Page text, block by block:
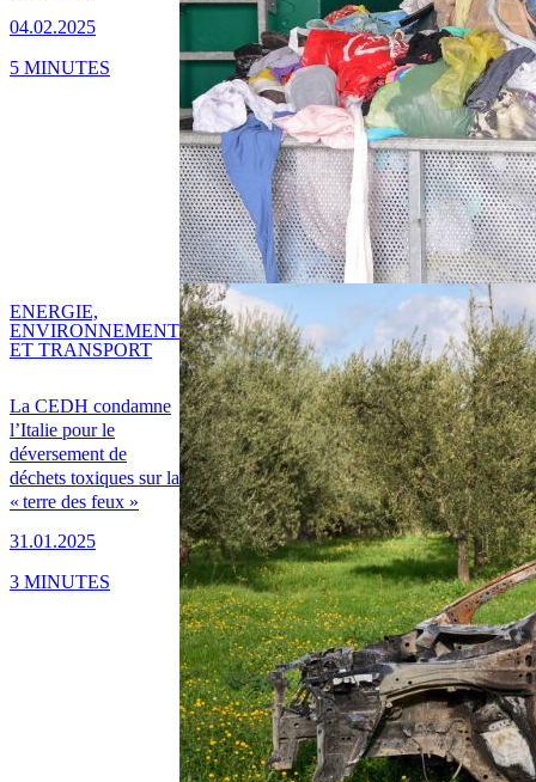
04.02.2025
5 MINUTES
La CEDH condamne
l’Italie pour le
déversement de
déchets toxiques sur la
« terre des feux »
31.01.2025
ENERGIE,
ENVIRONNEMENT
ET TRANSPORT
3 MINUTES